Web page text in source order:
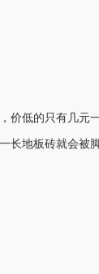
低的只有几元
地板砖就会